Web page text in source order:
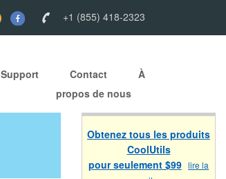
+1 (855) 418-2323
Support Contact
À
propos de nous
Obtenez tous les produits
CoolUtils
pour seulement $99 lire la